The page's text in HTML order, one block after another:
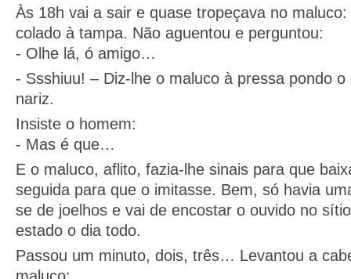
Às 18h vai a sair e quase tropeçava no
colado à tampa. Não aguentou e perguntou:
- Olhe lá, ó amigo…
- Ssshiuu! – Diz-lhe o maluco à pressa pondo
nariz.
Insiste o homem:
- Mas é que…
E o maluco, aflito, fazia-lhe sinais para que
seguida para que o imitasse. Bem, só havia
se de joelhos e vai de encostar o ouvido no
estado o dia todo.
Passou um minuto, dois, três… Levantou a